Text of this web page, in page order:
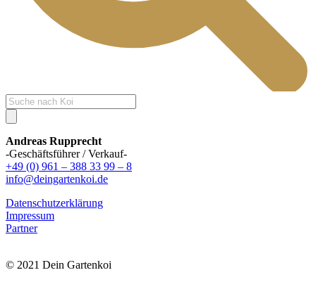
Products
search
Andreas Rupprecht
-Geschäftsführer / Verkauf-
+49 (0) 961 – 388 33 99 – 8
info@deingartenkoi.de
Datenschutzerklärung
Impressum
Partner
© 2021 Dein Gartenkoi